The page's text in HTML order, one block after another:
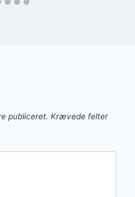
publiceret. Krævede felter